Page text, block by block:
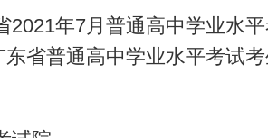
2021年7月普通高中学业水
东省普通高中学业水平考试